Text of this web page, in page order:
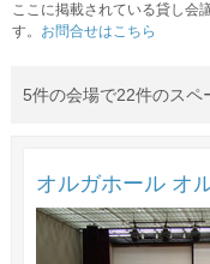
ここに掲載されている貸し会
す。 お問合せはこちら
5件の会場で22件のスペ
オルガホール オ